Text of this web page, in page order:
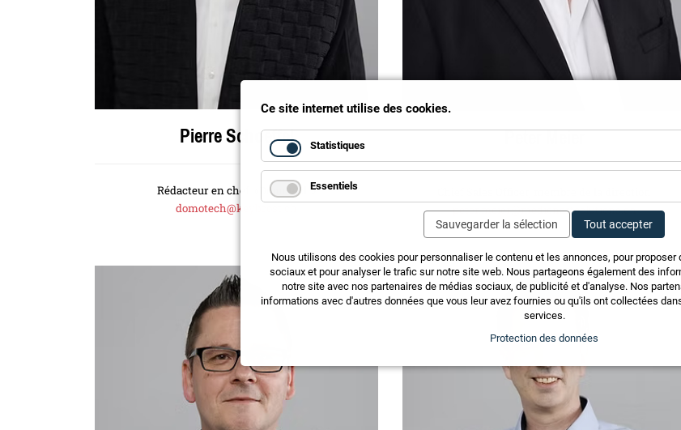
Pierre Schoeffel
Rédacteur en chef «Domotech»
domotech@keyboost.ch
Peter Meier
peter.meier@medienartsolutions.ch
Ce site internet utilise des cookies.
Statistiques
Essentiels
Sauvegarder la sélection Tout accepter
Nous utilisons des cookies pour personnaliser le contenu et les annonces, pour
sociaux et pour analyser le trafic sur notre site web. Nous partageons également des
notre site avec nos partenaires de médias sociaux, de publicité et d'analyse. Nos
informations avec d'autres données que vous leur avez fournies ou qu'ils ont collectées
services.
Protection des données